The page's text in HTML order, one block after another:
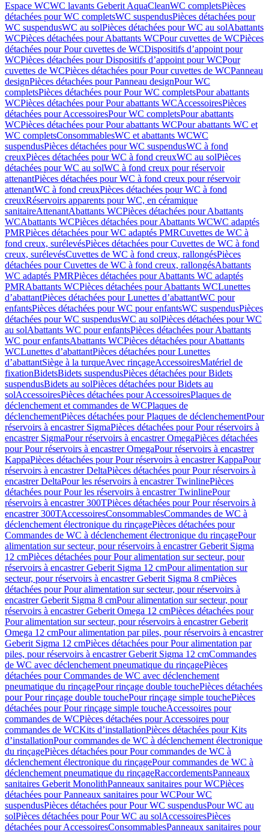
Espace WCWC lavants Geberit AquaCleanWC completsPièces
détachées pour WC completsWC suspendusPièces détachées pour
WC suspendusWC au solPièces détachées pour WC au solAbattants
WCPièces détachées pour Abattants WCPour cuvettes de WCPièces
détachées pour Pour cuvettes de WCDispositifs d’appoint pour
WCPièces détachées pour Dispositifs d’appoint pour WCPour
cuvettes de WCPièces détachées pour Pour cuvettes de WCPanneau
designPièces détachées pour Panneau designPour WC
completsPièces détachées pour Pour WC completsPour abattants
WCPièces détachées pour Pour abattants WCAccessoiresPièces
détachées pour AccessoiresPour WC completsPour abattants
WCPièces détachées pour Pour abattants WCPour abattants WC et
WC completsConsommablesWC et abattants WCWC
suspendusPièces détachées pour WC suspendusWC à fond
creuxPièces détachées pour WC à fond creuxWC au solPièces
détachées pour WC au solWC à fond creux pour réservoir
attenantPièces détachées pour WC à fond creux pour réservoir
attenantWC à fond creuxPièces détachées pour WC à fond
creuxRéservoirs apparents pour WC, en céramique
sanitaireAttenantAbattants WCPièces détachées pour Abattants
WCAbattants WCPièces détachées pour Abattants WCWC adaptés
PMRPièces détachées pour WC adaptés PMRCuvettes de WC à
fond creux, surélevésPièces détachées pour Cuvettes de WC à fond
creux, surélevésCuvettes de WC à fond creux, rallongésPièces
détachées pour Cuvettes de WC à fond creux, rallongésAbattants
WC adaptés PMRPièces détachées pour Abattants WC adaptés
PMRAbattants WCPièces détachées pour Abattants WCLunettes
d’abattantPièces détachées pour Lunettes d’abattantWC pour
enfantsPièces détachées pour WC pour enfantsWC suspendusPièces
détachées pour WC suspendusWC au solPièces détachées pour WC
au solAbattants WC pour enfantsPièces détachées pour Abattants
WC pour enfantsAbattants WCPièces détachées pour Abattants
WCLunettes d’abattantPièces détachées pour Lunettes
d’abattantSiège à la turqueAvec rinçageAccessoiresMatériel de
fixationBidetsBidets suspendusPièces détachées pour Bidets
suspendusBidets au solPièces détachées pour Bidets au
solAccessoiresPièces détachées pour AccessoiresPlaques de
déclenchement et commandes de WCPlaques de
déclenchementPièces détachées pour Plaques de déclenchementPour
réservoirs à encastrer SigmaPièces détachées pour Pour réservoirs à
encastrer SigmaPour réservoirs à encastrer OmegaPièces détachées
pour Pour réservoirs à encastrer OmegaPour réservoirs à encastrer
KappaPièces détachées pour Pour réservoirs à encastrer KappaPour
réservoirs à encastrer DeltaPièces détachées pour Pour réservoirs à
encastrer DeltaPour les réservoirs à encastrer TwinlinePièces
détachées pour Pour les réservoirs à encastrer TwinlinePour
réservoirs à encastrer 300TPièces détachées pour Pour réservoirs à
encastrer 300TAccessoiresConsommablesCommandes de WC à
déclenchement électronique du rinçagePièces détachées pour
Commandes de WC à déclenchement électronique du rinçagePour
alimentation sur secteur, pour réservoirs à encastrer Geberit Sigma
12 cmPièces détachées pour Pour alimentation sur secteur, pour
réservoirs à encastrer Geberit Sigma 12 cmPour alimentation sur
secteur, pour réservoirs à encastrer Geberit Sigma 8 cmPièces
détachées pour Pour alimentation sur secteur, pour réservoirs à
encastrer Geberit Sigma 8 cmPour alimentation sur secteur, pour
réservoirs à encastrer Geberit Omega 12 cmPièces détachées pour
Pour alimentation sur secteur, pour réservoirs à encastrer Geberit
Omega 12 cmPour alimentation par piles, pour réservoirs à encastrer
Geberit Sigma 12 cmPièces détachées pour Pour alimentation par
piles, pour réservoirs à encastrer Geberit Sigma 12 cmCommandes
de WC avec déclenchement pneumatique du rinçagePièces
détachées pour Commandes de WC avec déclenchement
pneumatique du rinçagePour rinçage double touchePièces détachées
pour Pour rinçage double touchePour rinçage simple touchePièces
détachées pour Pour rinçage simple toucheAccessoires pour
commandes de WCPièces détachées pour Accessoires pour
commandes de WCKits d’installationPièces détachées pour Kits
d’installationPour commandes de WC à déclenchement électronique
du rinçagePièces détachées pour Pour commandes de WC à
déclenchement électronique du rinçagePour commandes de WC à
déclenchement pneumatique du rinçageRaccordementsPanneaux
sanitaires Geberit MonolithPanneaux sanitaires pour WCPièces
détachées pour Panneaux sanitaires pour WCPour WC
suspendusPièces détachées pour Pour WC suspendusPour WC au
solPièces détachées pour Pour WC au solAccessoiresPièces
détachées pour AccessoiresConsommablesPanneaux sanitaires pour